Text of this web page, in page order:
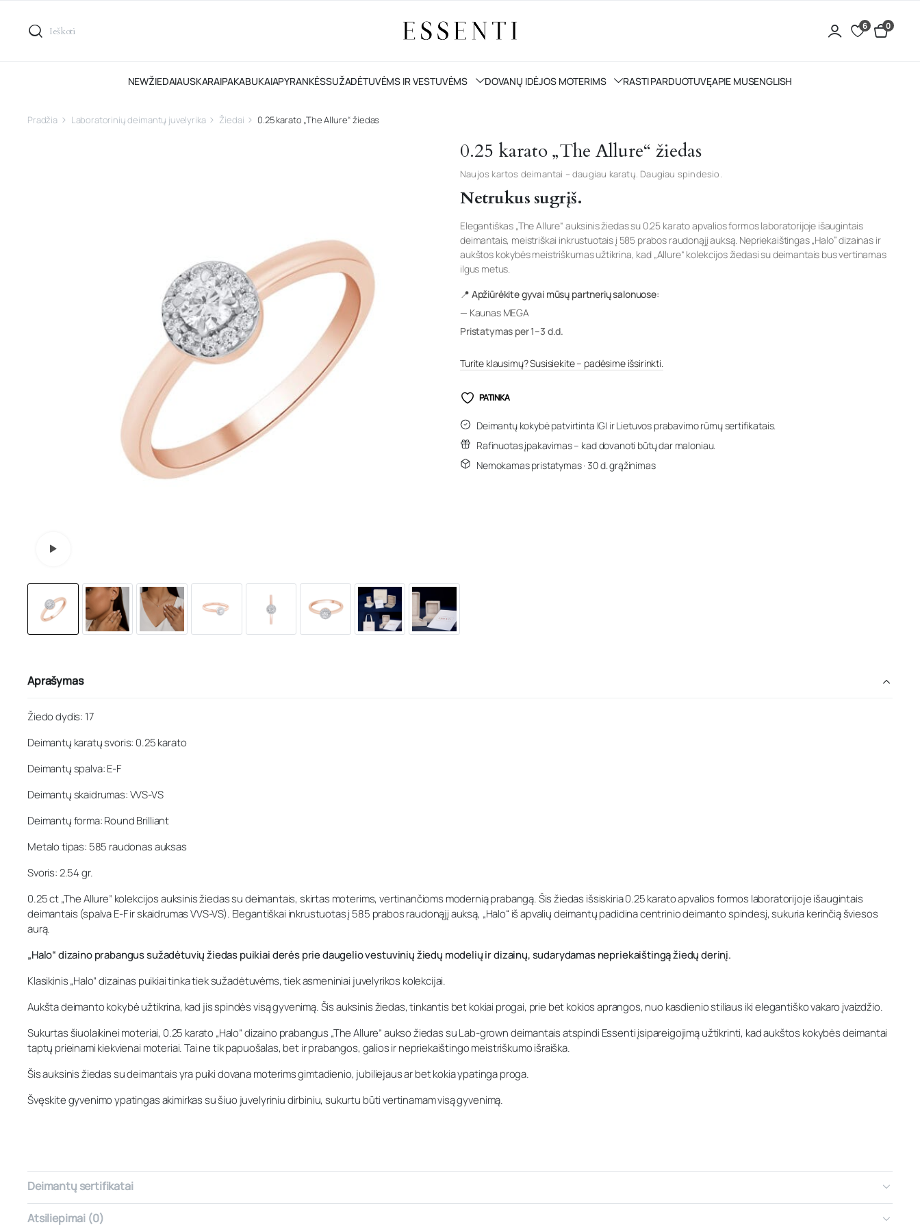
6 0
NEWŽIEDAIAUSKARAIPAKABUKAIAPYRANKĖSSUŽADĖTUVĖMS IR VESTUVĖMS DOVANŲ IDĖJOS MOTERIMS RASTI PARDUOTUVĘAPIE MUSENGLISH
Pradžia Laboratorinių deimantų juvelyrika Žiedai 0.25 karato „The Allure“ žiedas
0.25 karato „The Allure“ žiedas
Naujos kartos deimantai – daugiau karatų. Daugiau spindesio.
Netrukus sugrįš.
Elegantiškas „The Allure“ auksinis žiedas su 0.25 karato apvalios formos laboratorijoje išaugintais
deimantais, meistriškai inkrustuotais į 585 prabos raudonąjį auksą. Nepriekaištingas „Halo” dizainas ir
aukštos kokybės meistriškumas užtikrina, kad „Allure“ kolekcijos žiedasi su deimantais bus vertinamas
ilgus metus.
📍 Apžiūrėkite gyvai mūsų partnerių salonuose:
— Kaunas MEGA
Pristatymas per 1–3 d.d.
Turite klausimų? Susisiekite – padėsime išsirinkti.
PATINKA
Deimantų kokybė patvirtinta IGI ir Lietuvos prabavimo rūmų sertifikatais.
Rafinuotas įpakavimas – kad dovanoti būtų dar maloniau.
Nemokamas pristatymas · 30 d. grąžinimas
Aprašymas
Žiedo dydis: 17
Deimantų karatų svoris: 0.25 karato
Deimantų spalva: E-F
Deimantų skaidrumas: VVS-VS
Deimantų forma: Round Brilliant
Metalo tipas: 585 raudonas auksas
Svoris: 2.54 gr.
0.25 ct „The Allure” kolekcijos auksinis žiedas su deimantais, skirtas moterims, vertinančioms modernią prabangą. Šis žiedas išsiskiria 0.25 karato apvalios formos laboratorijoje išaugintais
deimantais (spalva E-F ir skaidrumas VVS-VS). Elegantiškai inkrustuotas į 585 prabos raudonąjį auksą, „Halo“ iš apvalių deimantų padidina centrinio deimanto spindesį, sukuria kerinčią šviesos
aurą.
„Halo“ dizaino prabangus sužadėtuvių žiedas puikiai derės prie daugelio vestuvinių žiedų modelių ir dizainų, sudarydamas nepriekaištingą žiedų derinį.
Klasikinis „Halo” dizainas puikiai tinka tiek sužadėtuvėms, tiek asmeniniai juvelyrikos kolekcijai.
Aukšta deimanto kokybė užtikrina, kad jis spindės visą gyvenimą. Šis auksinis žiedas, tinkantis bet kokiai progai, prie bet kokios aprangos, nuo kasdienio stiliaus iki elegantiško vakaro įvaizdžio.
Sukurtas šiuolaikinei moteriai, 0.25 karato „Halo” dizaino prabangus „The Allure” aukso žiedas su Lab-grown deimantais atspindi Essenti įsipareigojimą užtikrinti, kad aukštos kokybės deimantai
taptų prieinami kiekvienai moteriai. Tai ne tik papuošalas, bet ir prabangos, galios ir nepriekaištingo meistriškumo išraiška.
Šis auksinis žiedas su deimantais yra puiki dovana moterims gimtadienio, jubiliejaus ar bet kokia ypatinga proga.
Švęskite gyvenimo ypatingas akimirkas su šiuo juvelyriniu dirbiniu, sukurtu būti vertinamam visą gyvenimą.
Deimantų sertifikatai
Atsiliepimai (0)